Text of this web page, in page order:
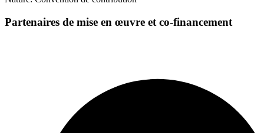
Partenaires de mise en œuvre et co-financement